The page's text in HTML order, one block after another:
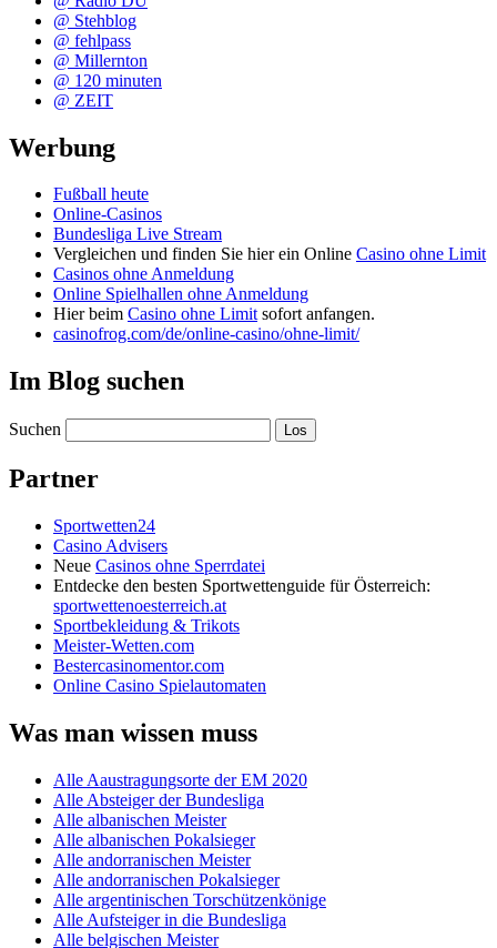
@ Stehblog
@ fehlpass
@ Millernton
@ 120 minuten
@ ZEIT
Werbung
Fußball heute
Online-Casinos
Bundesliga Live Stream
Vergleichen und finden Sie hier ein Online Casino ohne Limit
Casinos ohne Anmeldung
Online Spielhallen ohne Anmeldung
Hier beim Casino ohne Limitsofort anfangen.
casinofrog.com/de/online-casino/ohne-limit/
Im Blog suchen
Suchen
Partner
Sportwetten24
Casino Advisers
Neue Casinos ohne Sperrdatei
Entdecke den besten Sportwettenguide für Österreich:
sportwettenoesterreich.at
Sportbekleidung & Trikots
Meister-Wetten.com
Bestercasinomentor.com
Online Casino Spielautomaten
Was man wissen muss
Alle Aaustragungsorte der EM 2020
Alle Absteiger der Bundesliga
Alle albanischen Meister
Alle albanischen Pokalsieger
Alle andorranischen Meister
Alle andorranischen Pokalsieger
Alle argentinischen Torschützenkönige
Alle Aufsteiger in die Bundesliga
Alle belgischen Meister